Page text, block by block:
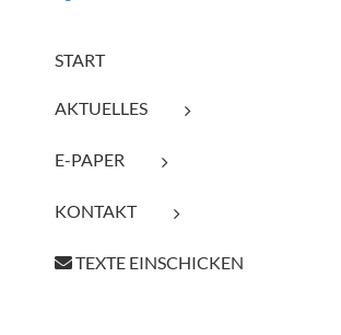
START
AKTUELLES
E-PAPER
KONTAKT
TEXTE EINSCHICKEN